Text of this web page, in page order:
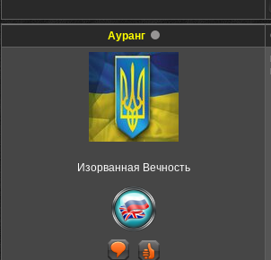
Ауранг
Изорванная Вечность